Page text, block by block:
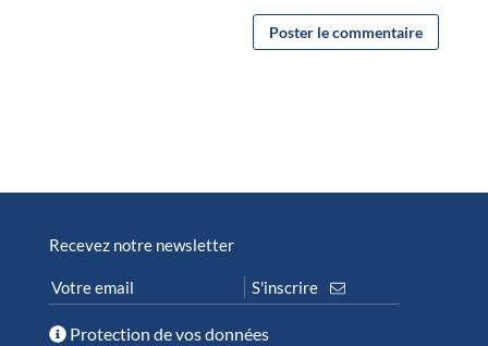
Recevez notre newsletter
Protection de vos données